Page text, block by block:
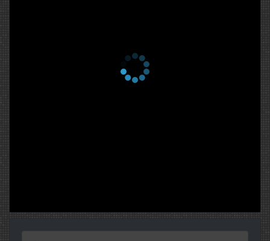
Серия 269
4 сезон 84 серия
Серия 264